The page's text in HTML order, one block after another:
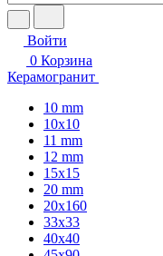
Войти
0 Корзина
Керамогранит
10 mm
10x10
11 mm
12 mm
15x15
20 mm
20х160
33x33
40х40